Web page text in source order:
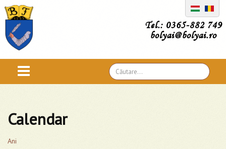
Tel.: 0365-882 749
bolyai@bolyai.ro
Căutare
...
Calendar
Ani